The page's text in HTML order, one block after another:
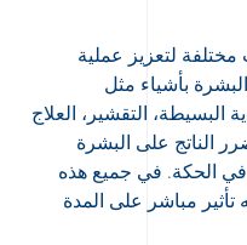
لتعزيز عملية
بأشياء مثل
البسيطة، التقشير، العلاج
الناتج على البشرة
في الحكة. في جميع هذه
مباشر على المدة